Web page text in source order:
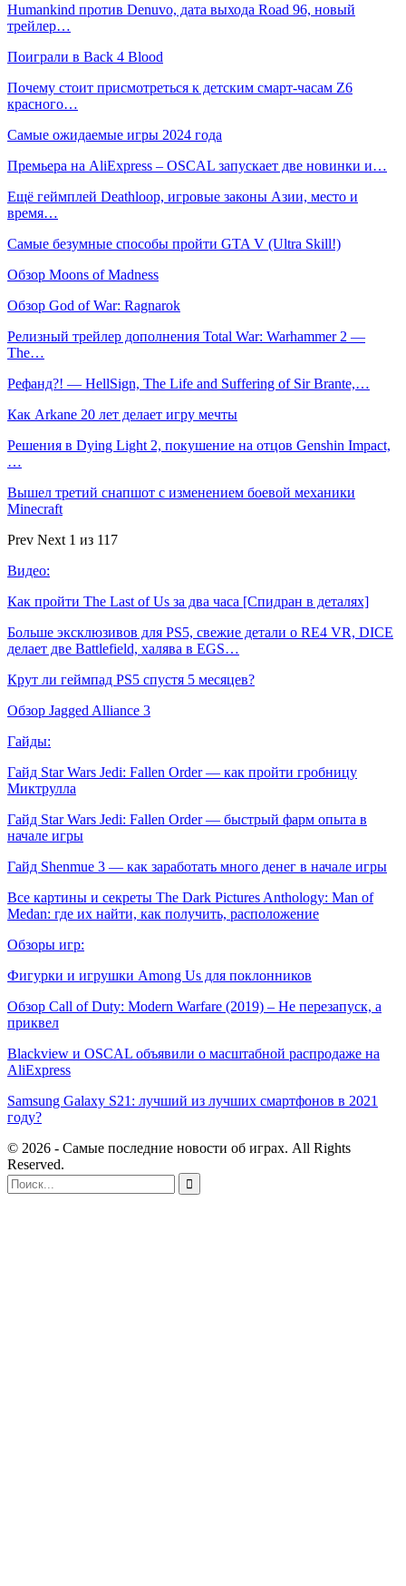
Humankind против Denuvo, дата выхода Road 96, новый
трейлер…
Поиграли в Back 4 Blood
Почему стоит присмотреться к детским смарт-часам Z6
красного…
Самые ожидаемые игры 2024 года
Премьера на AliExpress – OSCAL запускает две новинки и…
Ещё геймплей Deathloop, игровые законы Азии, место и
время…
Самые безумные способы пройти GTA V (Ultra Skill!)
Обзор Moons of Madness
Обзор God of War: Ragnarok
Релизный трейлер дополнения Total War: Warhammer 2 —
The…
Рефанд?! — HellSign, The Life and Suffering of Sir Brante,…
Как Arkane 20 лет делает игру мечты
Решения в Dying Light 2, покушение на отцов Genshin Impact,
…
Вышел третий снапшот с изменением боевой механики
Minecraft
Prev Next 1 из 117
Видео:
Как пройти The Last of Us за два часа [Спидран в деталях]
Больше эксклюзивов для PS5, свежие детали о RE4 VR, DICE
делает две Battlefield, халява в EGS…
Крут ли геймпад PS5 спустя 5 месяцев?
Обзор Jagged Alliance 3
Гайды:
Гайд Star Wars Jedi: Fallen Order — как пройти гробницу
Миктрулла
Гайд Star Wars Jedi: Fallen Order — быстрый фарм опыта в
начале игры
Гайд Shenmue 3 — как заработать много денег в начале игры
Все картины и секреты The Dark Pictures Anthology: Man of
Medan: где их найти, как получить, расположение
Обзоры игр:
Фигурки и игрушки Among Us для поклонников
Обзор Call of Duty: Modern Warfare (2019) – Не перезапуск, а
приквел
Blackview и OSCAL объявили о масштабной распродаже на
AliExpress
Samsung Galaxy S21: лучший из лучших смартфонов в 2021
году?
© 2026 - Самые последние новости об играх. All Rights
Reserved.